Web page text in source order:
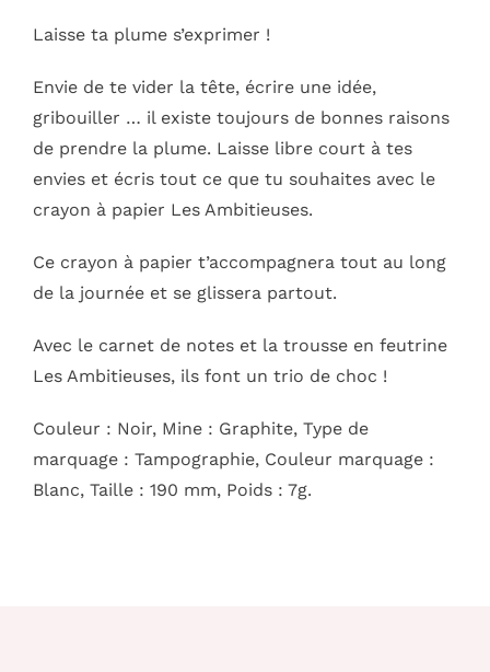
Laisse ta plume s’exprimer !
Envie de te vider la tête, écrire une idée,
gribouiller … il existe toujours de bonnes raisons
de prendre la plume. Laisse libre court à tes
envies et écris tout ce que tu souhaites avec le
crayon à papier Les Ambitieuses.
Ce crayon à papier t’accompagnera tout au long
de la journée et se glissera partout.
Avec le carnet de notes et la trousse en feutrine
Les Ambitieuses, ils font un trio de choc !
Couleur : Noir, Mine : Graphite, Type de
marquage : Tampographie, Couleur marquage :
Blanc, Taille : 190 mm, Poids : 7g.